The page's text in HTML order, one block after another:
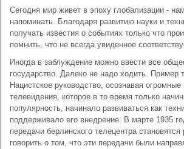
Сегодня мир живет в эпоху глобализации -
напоминать. Благодаря развитию науки и
получать известия о событиях только что
помнить, что не всегда увиденное
Иногда в заблуждение можно ввести все
государство. Далеко не надо ходить. Пример
Нацистское руководство, осознавая
телевидения, которое в то время только
популярность, начинало развиваться как
поддерживало его внедрение. В марте 1935
передачи берлинского телецентра
говорить о том, что эти передачи были